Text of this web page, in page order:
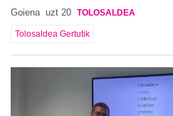
Goiena uzt 20 TOLOSALDEA
Tolosaldea Gertutik